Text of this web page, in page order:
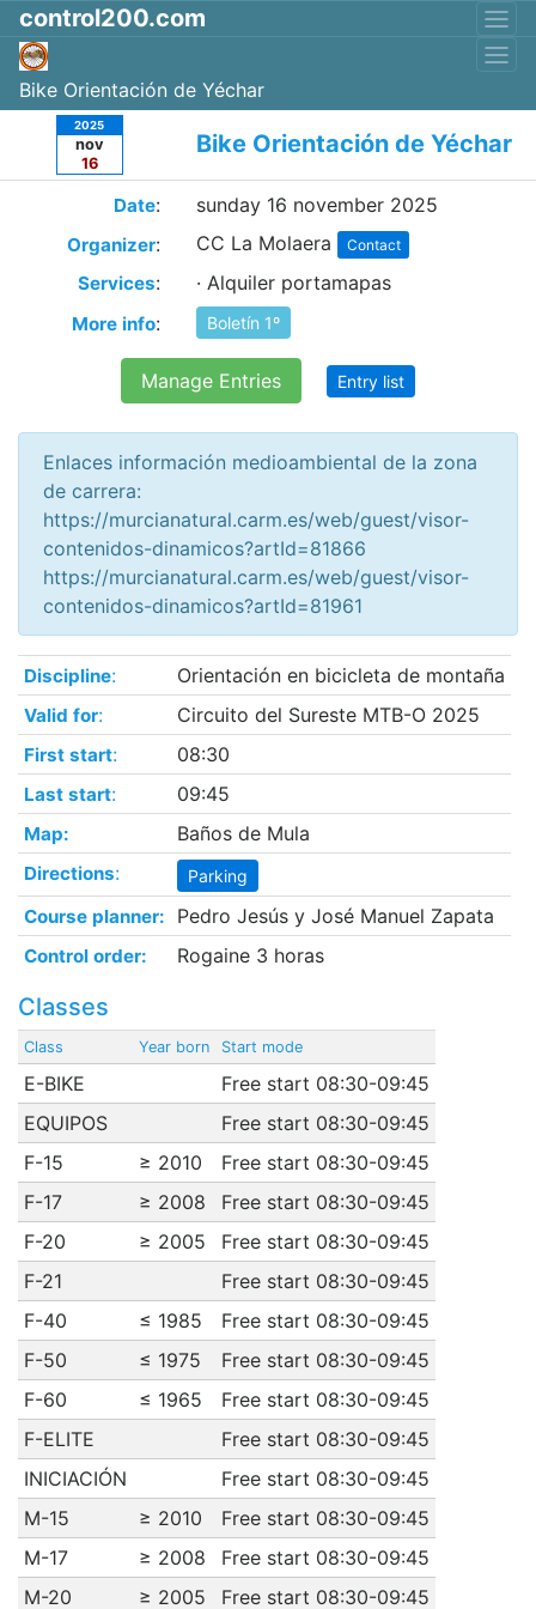
control200.com
Bike Orientación de Yéchar
2025
nov
16
Bike Orientación de Yéchar
Date: sunday 16 november 2025
Organizer: CC La Molaera Contact
Services: · Alquiler portamapas
More info: Boletín 1º
Manage Entries Entry list
Enlaces información medioambiental de la zona
de carrera:
https://murcianatural.carm.es/web/guest/visor-
contenidos-dinamicos?artId=81866
https://murcianatural.carm.es/web/guest/visor-
contenidos-dinamicos?artId=81961
Discipline: Orientación en bicicleta de montaña
Valid for: Circuito del Sureste MTB-O 2025
First start: 08:30
Last start: 09:45
Map: Baños de Mula
Directions: Parking
Course planner: Pedro Jesús y José Manuel Zapata
Control order: Rogaine 3 horas
Classes
Class Year born Start mode
E-BIKE
Free start 08:30-09:45
EQUIPOS
Free start 08:30-09:45
F-15
≥ 2010
Free start 08:30-09:45
F-17
≥ 2008
Free start 08:30-09:45
F-20
≥ 2005
Free start 08:30-09:45
F-21
Free start 08:30-09:45
F-40
≤ 1985
Free start 08:30-09:45
F-50
≤ 1975
Free start 08:30-09:45
F-60
≤ 1965
Free start 08:30-09:45
F-ELITE
Free start 08:30-09:45
INICIACIÓN
Free start 08:30-09:45
M-15
≥ 2010
Free start 08:30-09:45
M-17
≥ 2008
Free start 08:30-09:45
M-20
≥ 2005 Free start 08:30-09:45